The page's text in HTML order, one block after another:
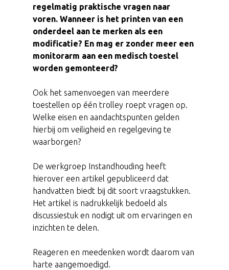
regelmatig praktische vragen naar
voren. Wanneer is het printen van een
onderdeel aan te merken als een
modificatie? En mag er zonder meer een
monitorarm aan een medisch toestel
worden gemonteerd?
Ook het samenvoegen van meerdere
toestellen op één trolley roept vragen op.
Welke eisen en aandachtspunten gelden
hierbij om veiligheid en regelgeving te
waarborgen?
De werkgroep Instandhouding heeft
hierover een artikel gepubliceerd dat
handvatten biedt bij dit soort vraagstukken.
Het artikel is nadrukkelijk bedoeld als
discussiestuk en nodigt uit om ervaringen en
inzichten te delen.
Reageren en meedenken wordt daarom van
harte aangemoedigd.